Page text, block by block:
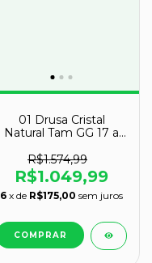
01 Drusa Cristal
Natural Tam GG 17 a
B
R$1.574,99
R$1.049,99
6 x de R$175,00 sem juros